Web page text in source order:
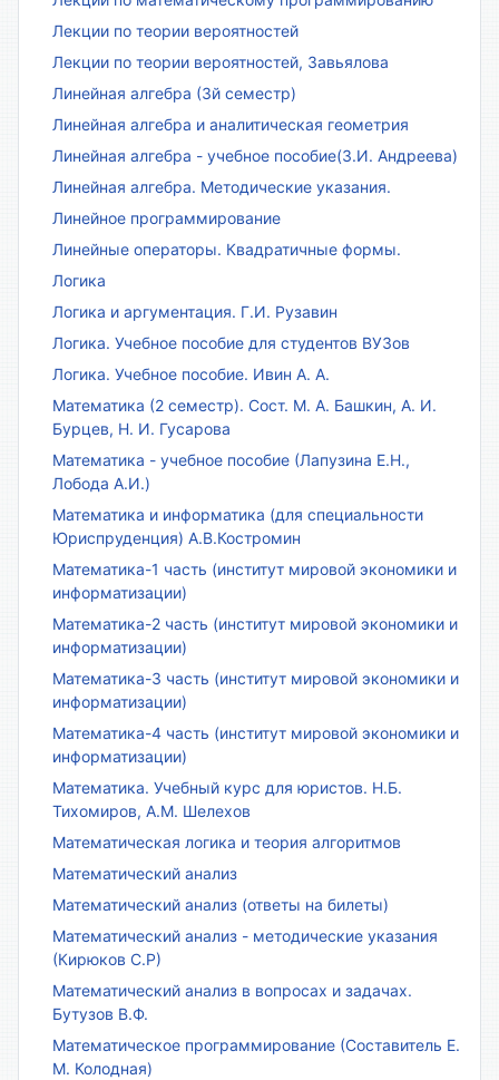
Лекции по теории вероятностей
Лекции по теории вероятностей, Завьялова
Линейная алгебра (3й семестр)
Линейная алгебра и аналитическая геометрия
Линейная алгебра - учебное пособие(З.И. Андреева)
Линейная алгебра. Методические указания.
Линейное программирование
Линейные операторы. Квадратичные формы.
Логика
Логика и аргументация. Г.И. Рузавин
Логика. Учебное пособие для студентов ВУЗов
Логика. Учебное пособие. Ивин А. А.
Математика (2 семестр). Сост. М. А. Башкин, А. И.
Бурцев, Н. И. Гусарова
Математика - учебное пособие (Лапузина Е.Н.,
Лобода А.И.)
Математика и информатика (для специальности
Юриспруденция) А.В.Костромин
Математика-1 часть (институт мировой экономики и
информатизации)
Математика-2 часть (институт мировой экономики и
информатизации)
Математика-3 часть (институт мировой экономики и
информатизации)
Математика-4 часть (институт мировой экономики и
информатизации)
Математика. Учебный курс для юристов. Н.Б.
Тихомиров, А.М. Шелехов
Математическая логика и теория алгоритмов
Математический анализ
Математический анализ (ответы на билеты)
Математический анализ - методические указания
(Кирюков С.Р)
Математический анализ в вопросах и задачах.
Бутузов В.Ф.
Математическое программирование (Составитель Е.
М. Колодная)